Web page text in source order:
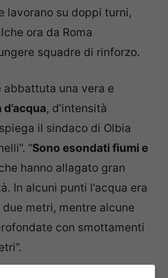
lavorano su doppi turni,
ora da Roma
squadre di rinforzo.
abbattuta una vera e
, d’intensità
il sindaco di Olbia
“Sono esondati fiumi e
hanno allagato gran
In alcuni punti l’acqua era
metri, mentre alcune
con smottamenti